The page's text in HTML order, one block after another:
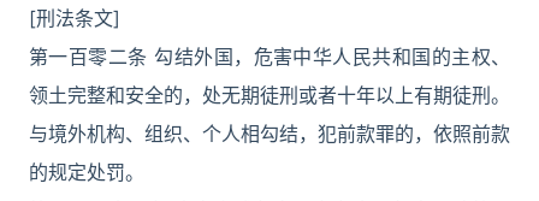
[刑法条文]
第一百零二条 勾结外国，危害中华人民共和国的主权、
领土完整和安全的，处无期徒刑或者十年以上有期徒刑。
与境外机构、组织、个人相勾结，犯前款罪的，依照前款
的规定处罚。